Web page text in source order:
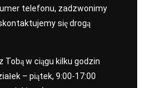
telefonu, zadzwonimy
się drogą
Tobą w ciągu kilku godzin
– piątek, 9:00-17:00